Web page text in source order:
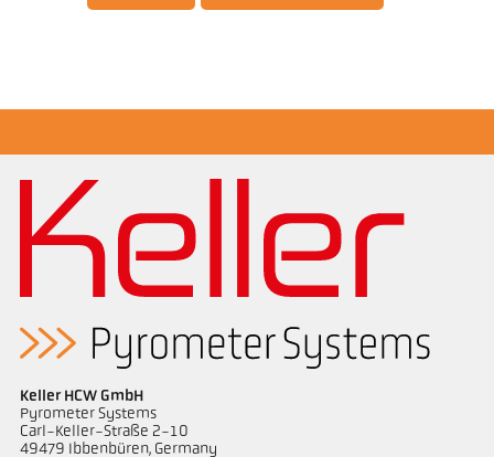
Nota de aplicação Furnace
Keller HCW GmbH
Pyrometer Systems
Carl-Keller-Straße 2-10
49479 Ibbenbüren, Germany